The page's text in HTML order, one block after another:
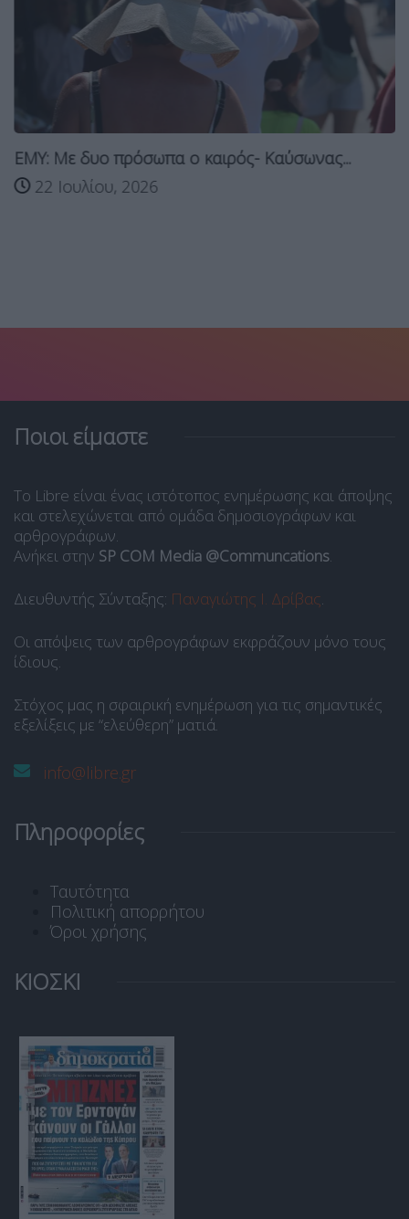
ΕΜΥ: Με δυο πρόσωπα ο καιρός- Καύσωνας...
22 Ιουλίου, 2026
Ποιοι είμαστε
Το Libre είναι ένας ιστότοπος ενημέρωσης και άποψης
και στελεχώνεται από ομάδα δημοσιογράφων και
αρθρογράφων.
Ανήκει στην SP COM Media @Communcations.
Διευθυντής Σύνταξης: Παναγιώτης Ι. Δρίβας.
Οι απόψεις των αρθρογράφων εκφράζουν μόνο τους
ίδιους.
Στόχος μας η σφαιρική ενημέρωση για τις σημαντικές
εξελίξεις με “ελεύθερη” ματιά.
info@libre.gr
Πληροφορίες
Ταυτότητα
Πολιτική απορρήτου
Όροι χρήσης
ΚΙΟΣΚΙ